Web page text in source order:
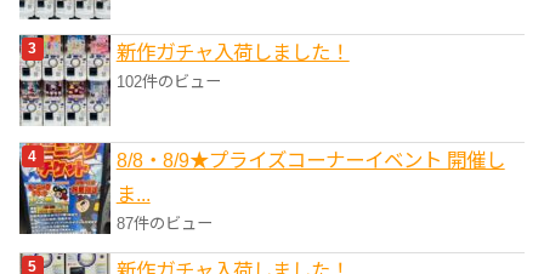
新作ガチャ入荷しました！
102件のビュー
8/8・8/9★プライズコーナーイベント 開催し
ま...
87件のビュー